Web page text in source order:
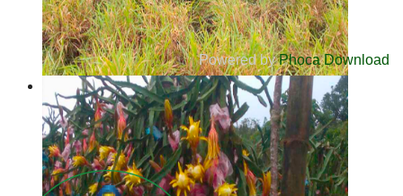
Powered byPhoca Download